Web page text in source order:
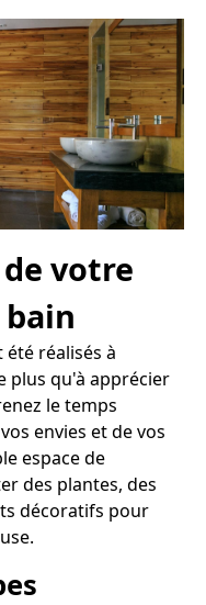
votre
réalisés à
plus qu'à apprécier
le temps
envies et de vos
espace de
des plantes, des
décoratifs pour